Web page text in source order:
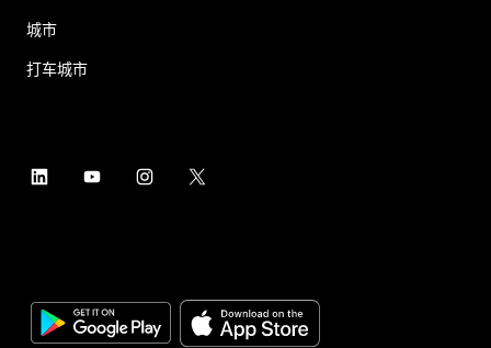
城市
打车城市